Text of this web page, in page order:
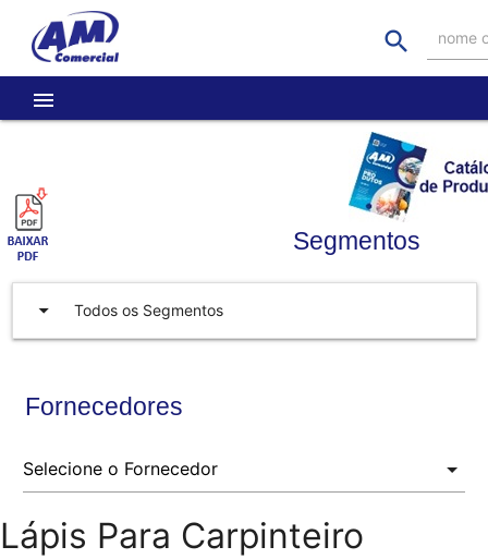
search nome
menu
Segmentos
arrow_drop_down Todos os Segmentos
Fornecedores
Lápis Para Carpinteiro